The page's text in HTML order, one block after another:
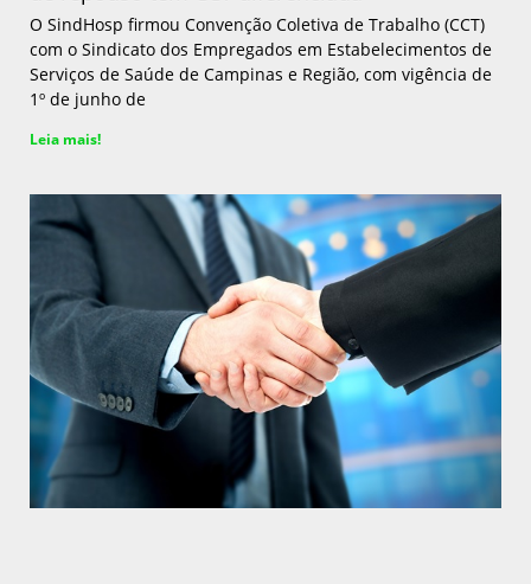
O SindHosp firmou Convenção Coletiva de Trabalho (CCT)
com o Sindicato dos Empregados em Estabelecimentos de
Serviços de Saúde de Campinas e Região, com vigência de
1º de junho de
Leia mais!